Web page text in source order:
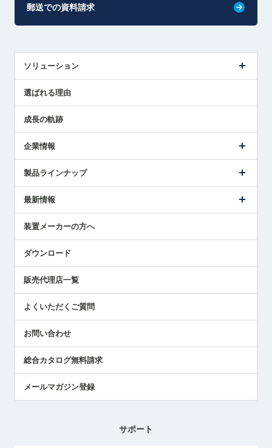
郵送での資料請求
ソリューション
解決策提案
選ばれる理由
成長の軌跡
企業情報
ごあいさつ
受賞履歴
採用情報
国/地域/言語
製品ラインナップ
ツールセッタ製品
エアマイクロセンサ製品
最新情報
メトロールの技術
社員ブログ
中小企業のBCP地震対策
センサのテクニカルガイド
社長ブログ
装置メーカーの方へ
ダウンロード
販売代理店一覧
よくいただくご質問
お問い合わせ
総合カタログ無料請求
メールマガジン登録
サポート